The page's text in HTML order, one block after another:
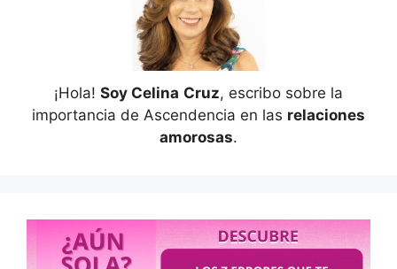
¡Hola! Soy Celina Cruz, escribo sobre la
importancia de Ascendencia en las relaciones
amorosas.